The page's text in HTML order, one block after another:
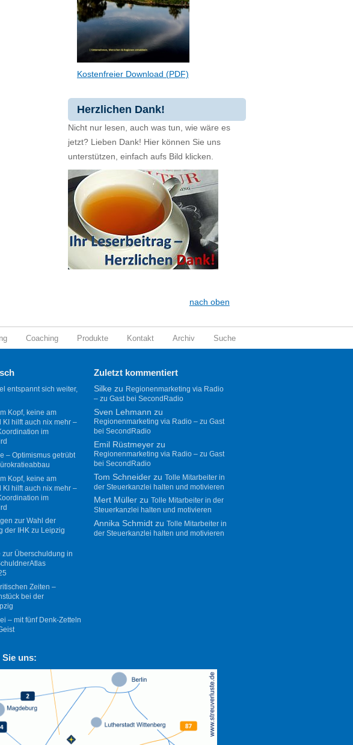
Kostenfreier Download (PDF)
Herzlichen Dank!
Nicht nur lesen, auch was tun, wie wäre es
jetzt? Lieben Dank! Hier können Sie uns
unterstützen, einfach aufs Bild klicken.
nach oben
Coaching Produkte Kontakt Archiv Suche
entspannt sich weiter,
Kopf, keine am
KI hilft auch nix mehr –
im
– Optimismus getrübt
Kopf, keine am
KI hilft auch nix mehr –
im
zur Wahl der
der IHK zu Leipzig
zur Überschuldung in
Zeiten –
bei der
– mit fünf Denk-Zetteln
Zuletzt kommentiert
Silkezu Regionenmarketing via Radio
– zu Gast bei SecondRadio
Sven Lehmann zu
Regionenmarketing via Radio – zu Gast
bei SecondRadio
Emil Rüstmeyerzu
Regionenmarketing via Radio – zu Gast
bei SecondRadio
Tom Schneiderzu Tolle Mitarbeiter in
der Steuerkanzlei halten und motivieren
Mert Müllerzu Tolle Mitarbeiter in der
Steuerkanzlei halten und motivieren
Annika Schmidtzu Tolle Mitarbeiter in
der Steuerkanzlei halten und motivieren
uns: